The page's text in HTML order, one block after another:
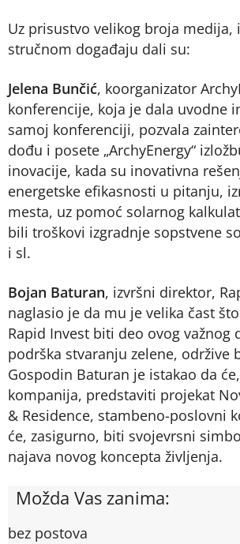
Uz prisustvo velikog broja medija,
stručnom događaju dali su:
Jelena Bunčić, koorganizator
konferencije, koja je dala uvodne
samoj konferenciji, pozvala
dođu i posete „ArchyEnergy“
inovacije, kada su inovativna
energetske efikasnosti u pitanju,
mesta, uz pomoć solarnog
bili troškovi izgradnje sopstvene
i sl.
Bojan Baturan, izvršni direktor,
naglasio je da mu je velika čast
Rapid Invest biti deo ovog važnog
podrška stvaranju zelene, održive
Gospodin Baturan je istakao da
kompanija, predstaviti projekat
& Residence, stambeno-poslovni
će, zasigurno, biti svojevrsni
najava novog koncepta življenja.
Možda Vas zanima:
bez postova